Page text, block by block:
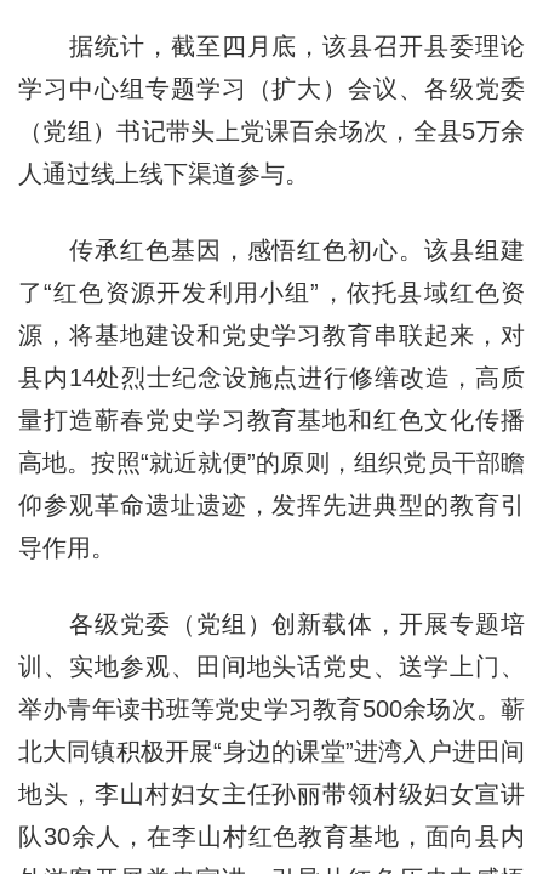
据统计，截至四月底，该县召开县委理论
学习中心组专题学习（扩大）会议、各级党委
（党组）书记带头上党课百余场次，全县5万余
人通过线上线下渠道参与。
传承红色基因，感悟红色初心。该县组建
了“红色资源开发利用小组”，依托县域红色资
源，将基地建设和党史学习教育串联起来，对
县内14处烈士纪念设施点进行修缮改造，高质
量打造蕲春党史学习教育基地和红色文化传播
高地。按照“就近就便”的原则，组织党员干部瞻
仰参观革命遗址遗迹，发挥先进典型的教育引
导作用。
各级党委（党组）创新载体，开展专题培
训、实地参观、田间地头话党史、送学上门、
举办青年读书班等党史学习教育500余场次。蕲
北大同镇积极开展“身边的课堂”进湾入户进田间
地头，李山村妇女主任孙丽带领村级妇女宣讲
队30余人，在李山村红色教育基地，面向县内